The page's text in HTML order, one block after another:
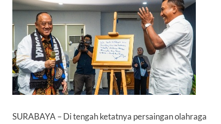
SURABAYA – Di tengah ketatnya persaingan olahraga